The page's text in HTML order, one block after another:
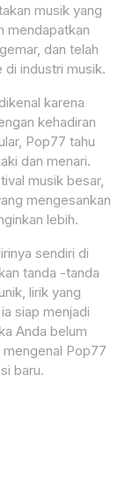
musik yang
mendapatkan
dan telah
di industri musik.
karena
kehadiran
Pop77 tahu
dan menari.
musik besar,
mengesankan
lebih.
sendiri di
tanda -tanda
lirik yang
siap menjadi
Anda belum
Pop77
baru.